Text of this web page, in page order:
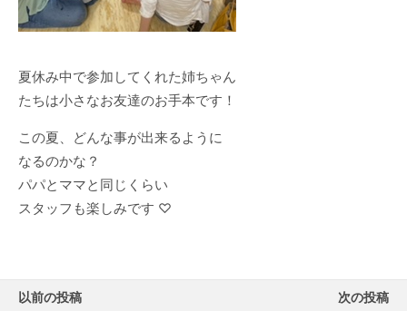
夏休み中で参加してくれた姉ちゃん
たちは小さなお友達のお手本です！
この夏、どんな事が出来るように
なるのかな？
パパとママと同じくらい
スタッフも楽しみです ♡
以前の投稿 次の投稿